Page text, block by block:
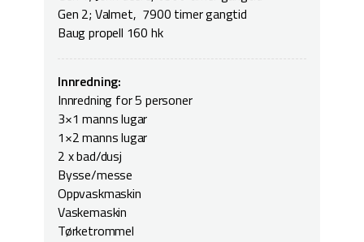
Gen 2; Valmet, 7900 timer gangtid
Baug propell 160 hk
Innredning:
Innredning for 5 personer
3×1 manns lugar
1×2 manns lugar
2 x bad/dusj
Bysse/messe
Oppvaskmaskin
Vaskemaskin
Tørketrommel